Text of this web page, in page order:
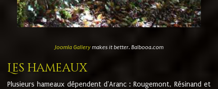
Joomla Gallerymakes it better. Balbooa.com
Les hameaux
Plusieurs hameaux dépendent d'Aranc : Rougemont, Résinand et